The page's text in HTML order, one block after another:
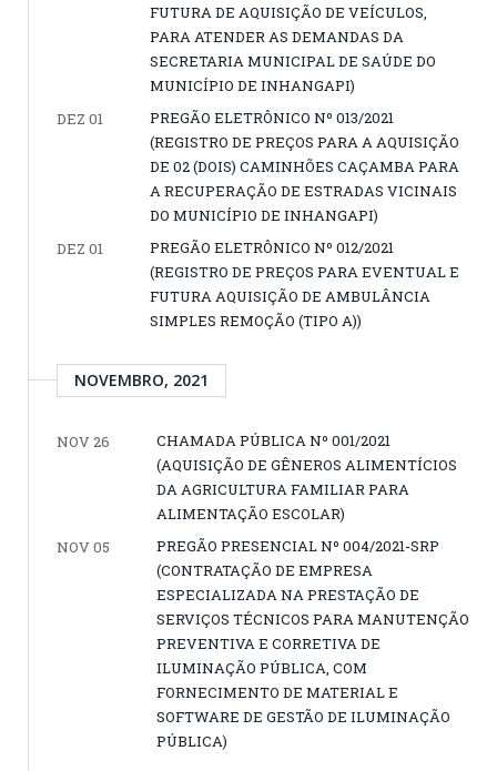
FUTURA DE AQUISIÇÃO DE VEÍCULOS,
PARA ATENDER AS DEMANDAS DA
SECRETARIA MUNICIPAL DE SAÚDE DO
MUNICÍPIO DE INHANGAPI)
DEZ 01
PREGÃO ELETRÔNICO Nº 013/2021
(REGISTRO DE PREÇOS PARA A AQUISIÇÃO
DE 02 (DOIS) CAMINHÕES CAÇAMBA PARA
A RECUPERAÇÃO DE ESTRADAS VICINAIS
DO MUNICÍPIO DE INHANGAPI)
DEZ 01
PREGÃO ELETRÔNICO Nº 012/2021
(REGISTRO DE PREÇOS PARA EVENTUAL E
FUTURA AQUISIÇÃO DE AMBULÂNCIA
SIMPLES REMOÇÃO (TIPO A))
NOVEMBRO, 2021
NOV 26
CHAMADA PÚBLICA Nº 001/2021
(AQUISIÇÃO DE GÊNEROS ALIMENTÍCIOS
DA AGRICULTURA FAMILIAR PARA
ALIMENTAÇÃO ESCOLAR)
NOV 05
PREGÃO PRESENCIAL Nº 004/2021-SRP
(CONTRATAÇÃO DE EMPRESA
ESPECIALIZADA NA PRESTAÇÃO DE
SERVIÇOS TÉCNICOS PARA MANUTENÇÃO
PREVENTIVA E CORRETIVA DE
ILUMINAÇÃO PÚBLICA, COM
FORNECIMENTO DE MATERIAL E
SOFTWARE DE GESTÃO DE ILUMINAÇÃO
PÚBLICA)